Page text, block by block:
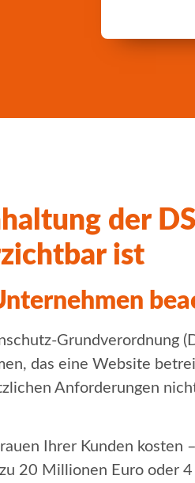
der
ist
Grundverordnung
das eine Website
Anforderungen
Ihrer Kunden kosten
20 Millionen Euro oder 4